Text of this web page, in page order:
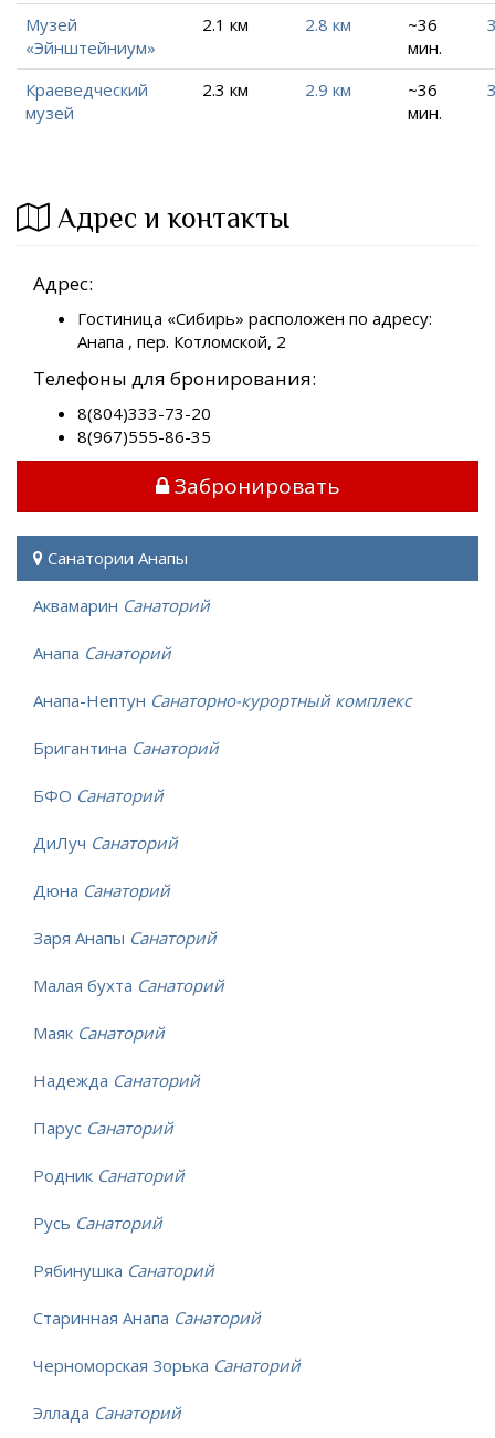
Музей
«Эйнштейниум»
2.1 км 2.8 км
~36
мин.
Краеведческий
музей
2.3 км 2.9 км
~36
мин.
Адрес и контакты
Адрес:
Гостиница «Сибирь» расположен по адресу:
Анапа , пер. Котломской, 2
Телефоны для бронирования:
8(804)333-73-20
8(967)555-86-35
Забронировать
Санатории Анапы
Аквамарин Санаторий
Анапа Санаторий
Анапа-Нептун Санаторно-курортный комплекс
Бригантина Санаторий
БФО Санаторий
ДиЛуч Санаторий
Дюна Санаторий
Заря Анапы Санаторий
Малая бухта Санаторий
Маяк Санаторий
Надежда Санаторий
Парус Санаторий
Родник Санаторий
Русь Санаторий
Рябинушка Санаторий
Старинная Анапа Санаторий
Черноморская Зорька Санаторий
Эллада Санаторий